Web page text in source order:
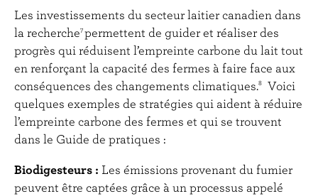
Les investissements du secteur laitier canadien dans
la recherche7permettent de guider et réaliser des
progrès qui réduisent l’empreinte carbone du lait tout
en renforçant la capacité des fermes à faire face aux
conséquences des changements climatiques.8
Voici
quelques exemples de stratégies qui aident à réduire
l’empreinte carbone des fermes et qui se trouvent
dans le Guide de pratiques :
Biodigesteurs : Les émissions provenant du fumier
peuvent être captées grâce à un processus appelé